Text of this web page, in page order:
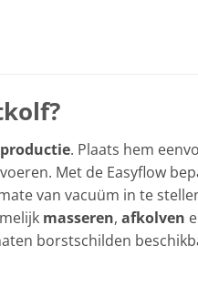
. Plaats hem
Met de Easyflow
van vacuüm in te
masseren,afkolven
borstschilden